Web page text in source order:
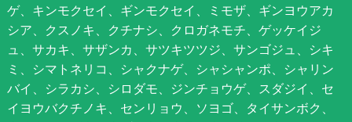
ゲ、キンモクセイ、ギンモクセイ、ミモザ、ギンヨウアカ
シア、クスノキ、クチナシ、クロガネモチ、ゲッケイジ
ュ、サカキ、サザンカ、サツキツツジ、サンゴジュ、シキ
ミ、シマトネリコ、シャクナゲ、シャシャンポ、シャリン
バイ、シラカシ、シロダモ、ジンチョウゲ、スダジイ、セ
イヨウバクチノキ、センリョウ、ソヨゴ、タイサンボク、